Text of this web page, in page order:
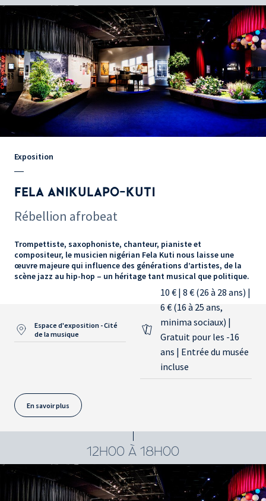
Exposition
FELA ANIKULAPO-KUTI
Rébellion afrobeat
Trompettiste, saxophoniste, chanteur, pianiste et
compositeur, le musicien nigérian Fela Kuti nous laisse une
œuvre majeure qui influence des générations d’artistes, de la
scène jazz au hip-hop – un héritage tant musical que politique.
Espace d'exposition - Cité
de la musique
10 € | 8 € (26 à 28 ans) |
6 € (16 à 25 ans,
minima sociaux) |
Gratuit pour les -16
ans | Entrée du musée
incluse
En savoir plus
12H00 À 18H00